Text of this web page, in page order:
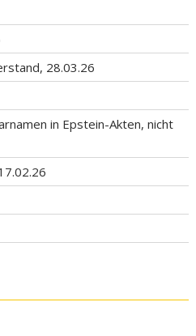
28.03.26
in Epstein-Akten, nicht